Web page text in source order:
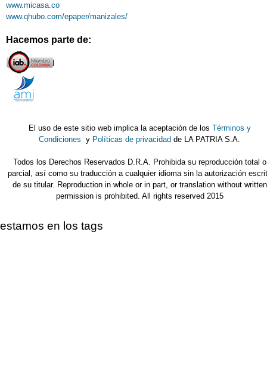
www.micasa.co
www.qhubo.com/epaper/manizales/
Hacemos parte de:
El uso de este sitio web implica la aceptación de los Términos y
Condiciones y Políticas de privacidad de LA PATRIA S.A.
Todos los Derechos Reservados D.R.A. Prohibida su reproducción total o
parcial, así como su traducción a cualquier idioma sin la autorización
de su titular. Reproduction in whole or in part, or translation without written
permission is prohibited. All rights reserved 2015
estamos en los tags